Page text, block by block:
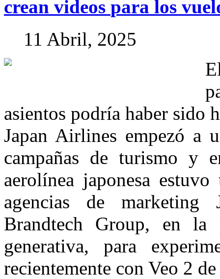
crean videos para los
11 Abril, 2025
asientos podría haber sido
Japan Airlines empezó a
campañas de turismo y
aerolínea japonesa
agencias de
Brandtech Group, en
generativa, para
recientemente con Veo 2